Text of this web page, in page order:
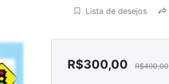
Lista de desejos
R$300,00 R$400,00